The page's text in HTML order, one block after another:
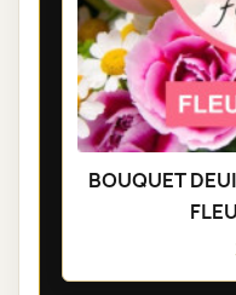
BOUQUET